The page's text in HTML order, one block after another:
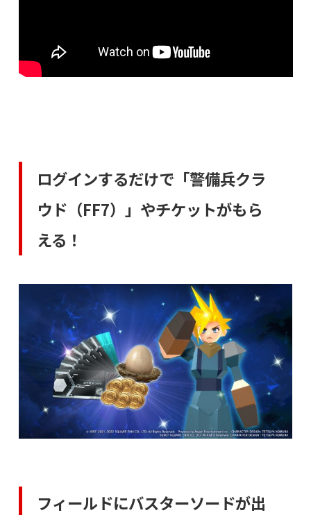
ログインするだけで「警備兵クラ
ウド（FF7）」やチケットがもら
える！
フィールドにバスターソードが出